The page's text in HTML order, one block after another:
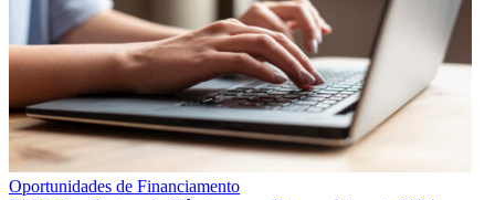
Oportunidades de Financiamento